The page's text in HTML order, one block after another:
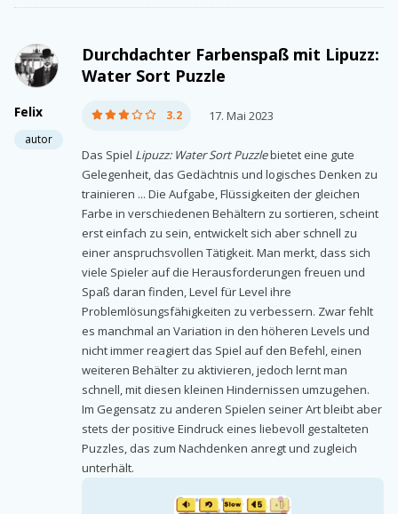
Felix
autor
Durchdachter Farbenspaß mit Lipuzz:
Water Sort Puzzle
3.2 17. Mai 2023
Das Spiel Lipuzz: Water Sort Puzzlebietet eine gute
Gelegenheit, das Gedächtnis und logisches Denken zu
trainieren ... Die Aufgabe, Flüssigkeiten der gleichen
Farbe in verschiedenen Behältern zu sortieren, scheint
erst einfach zu sein, entwickelt sich aber schnell zu
einer anspruchsvollen Tätigkeit. Man merkt, dass sich
viele Spieler auf die Herausforderungen freuen und
Spaß daran finden, Level für Level ihre
Problemlösungsfähigkeiten zu verbessern. Zwar fehlt
es manchmal an Variation in den höheren Levels und
nicht immer reagiert das Spiel auf den Befehl, einen
weiteren Behälter zu aktivieren, jedoch lernt man
schnell, mit diesen kleinen Hindernissen umzugehen.
Im Gegensatz zu anderen Spielen seiner Art bleibt aber
stets der positive Eindruck eines liebevoll gestalteten
Puzzles, das zum Nachdenken anregt und zugleich
unterhält.